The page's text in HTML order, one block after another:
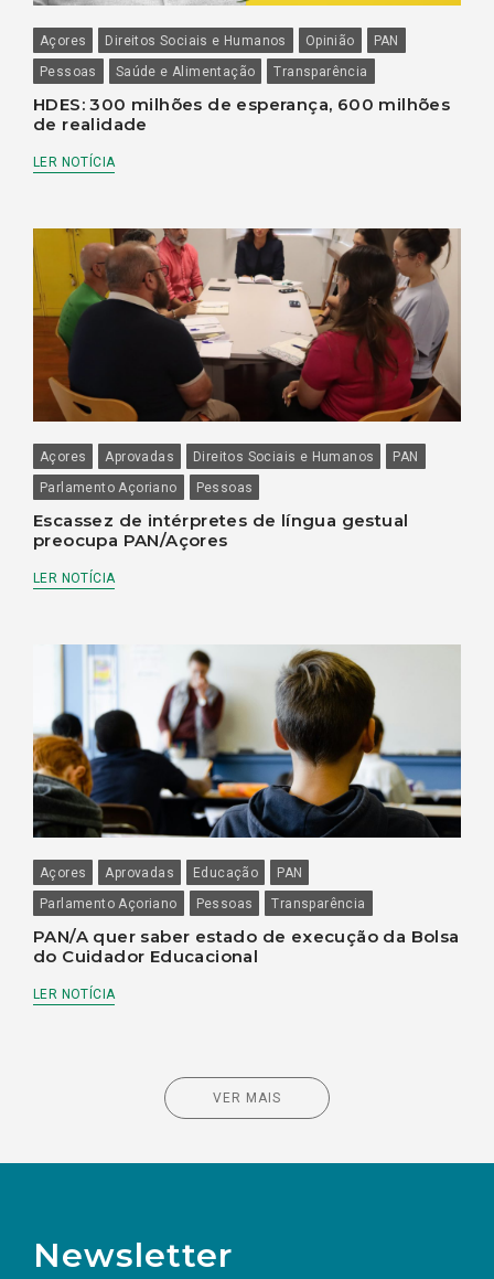
Açores Direitos Sociais e Humanos Opinião
PAN
Pessoas
Saúde e Alimentação Transparência
HDES: 300 milhões de esperança, 600 milhões
de realidade
LER NOTÍCIA
Açores Aprovadas Direitos Sociais e Humanos
PAN
Parlamento Açoriano
Pessoas
Escassez de intérpretes de língua gestual
preocupa PAN/Açores
LER NOTÍCIA
Açores Aprovadas Educação
PAN
Parlamento Açoriano
Pessoas Transparência
PAN/A quer saber estado de execução da Bolsa
do Cuidador Educacional
LER NOTÍCIA
VER MAIS
Newsletter